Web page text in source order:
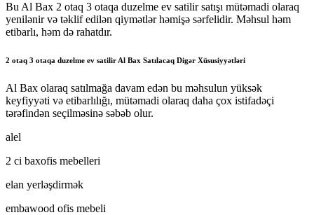
Bu Al Bax 2 otaq 3 otaqa duzelme ev satilir satışı mütəmadi olaraq
yenilənir və təklif edilən qiymətlər həmişə sərfelidir. Məhsul həm
etibarlı, həm də rahatdır.
2 otaq 3 otaqa duzelme ev satilir Al Bax Satılacaq Digər Xüsusiyyətləri
Al Bax olaraq satılmağa davam edən bu məhsulun yüksək
keyfiyyəti və etibarlılığı, mütəmadi olaraq daha çox istifadəçi
tərəfindən seçilməsinə səbəb olur.
alel
2 ci baxofis mebelleri
elan yerləşdirmək
embawood ofis mebeli